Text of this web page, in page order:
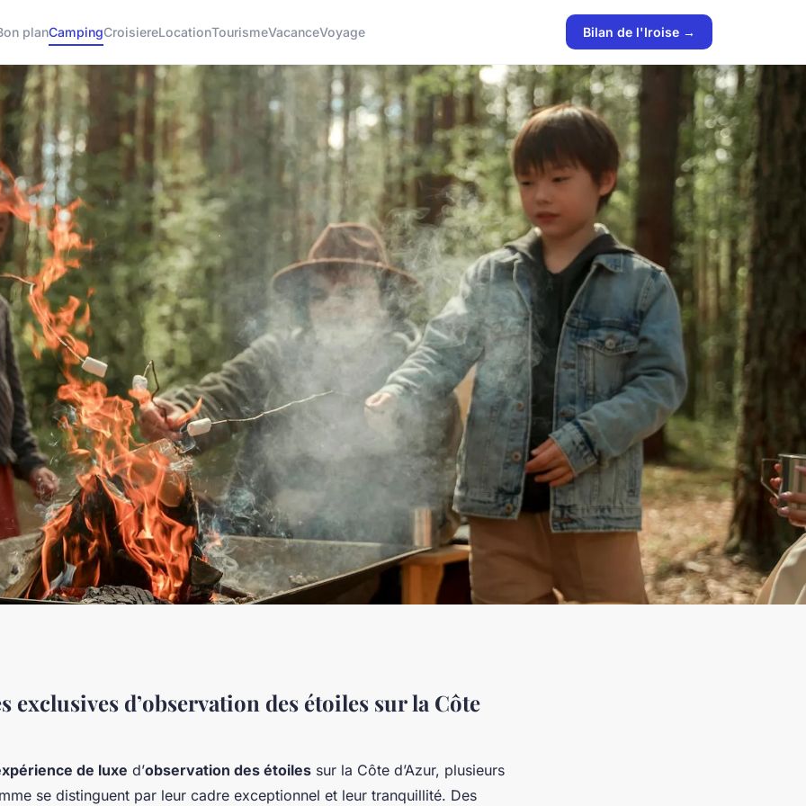
planCampingCroisiereLocationTourismeVacanceVoyage Bilan de l'Iroise →
une expérience
étoiles sur la
exclusives d’observation des étoiles sur la Côte
de luxe d’observation des étoiles sur la Côte d’Azur, plusieurs
se distinguent par leur cadre exceptionnel et leur tranquillité. Des